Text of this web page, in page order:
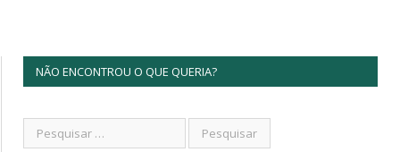
NÃO ENCONTROU O QUE QUERIA?